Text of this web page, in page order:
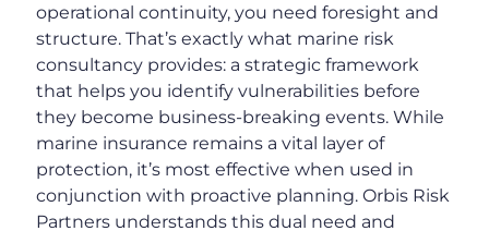
operational continuity, you need foresight and
structure. That’s exactly what marine risk
consultancy provides: a strategic framework
that helps you identify vulnerabilities before
they become business-breaking events. While
marine insurance remains a vital layer of
protection, it’s most effective when used in
conjunction with proactive planning. Orbis Risk
Partners understands this dual need and